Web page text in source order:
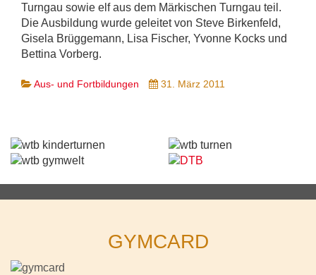
Turngau sowie elf aus dem Märkischen Turngau teil.
Die Ausbildung wurde geleitet von Steve Birkenfeld,
Gisela Brüggemann, Lisa Fischer, Yvonne Kocks und
Bettina Vorberg.
Aus- und Fortbildungen 31. März 2011
GYMCARD